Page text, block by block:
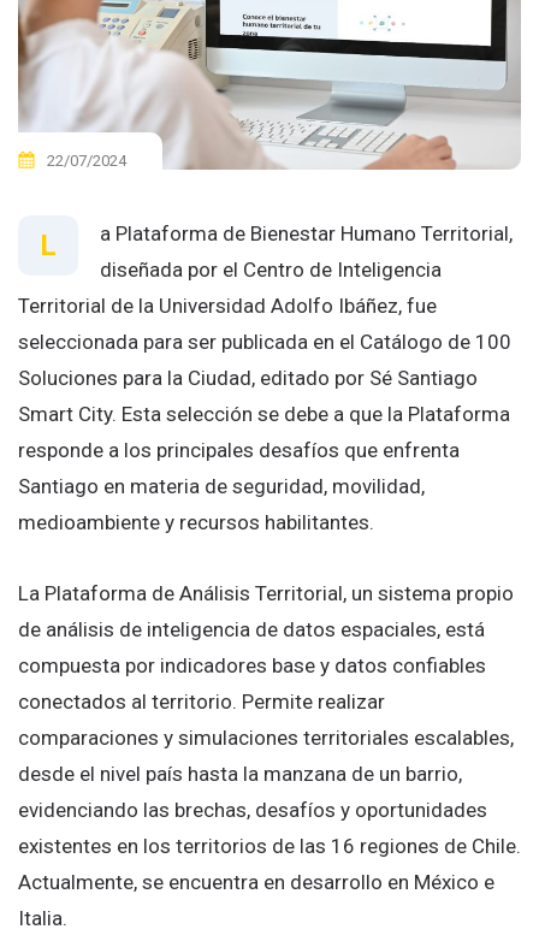
22/07/2024
L
a Plataforma de Bienestar Humano Territorial,
diseñada por el Centro de Inteligencia
Territorial de la Universidad Adolfo Ibáñez, fue
seleccionada para ser publicada en el Catálogo de 100
Soluciones para la Ciudad, editado por Sé Santiago
Smart City. Esta selección se debe a que la Plataforma
responde a los principales desafíos que enfrenta
Santiago en materia de seguridad, movilidad,
medioambiente y recursos habilitantes.
La Plataforma de Análisis Territorial, un sistema propio
de análisis de inteligencia de datos espaciales, está
compuesta por indicadores base y datos confiables
conectados al territorio. Permite realizar
comparaciones y simulaciones territoriales escalables,
desde el nivel país hasta la manzana de un barrio,
evidenciando las brechas, desafíos y oportunidades
existentes en los territorios de las 16 regiones de Chile.
Actualmente, se encuentra en desarrollo en México e
Italia.